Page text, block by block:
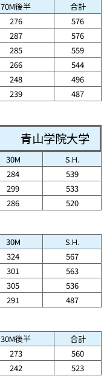
70M後半
合計
276
576
287
576
285
559
266
544
248
496
239 487
青山学院大学
30M
S.H.
284
539
299
533
286 520
30M
S.H.
324
567
301
563
305
536
291 487
30M後半
合計
273
560
242 523